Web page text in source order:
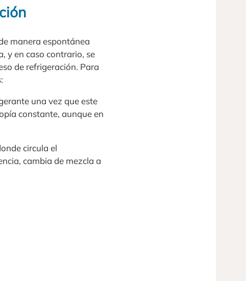
manera espontánea
y en caso contrario, se
de refrigeración. Para
una vez que este
constante, aunque en
circula el
cambia de mezcla a